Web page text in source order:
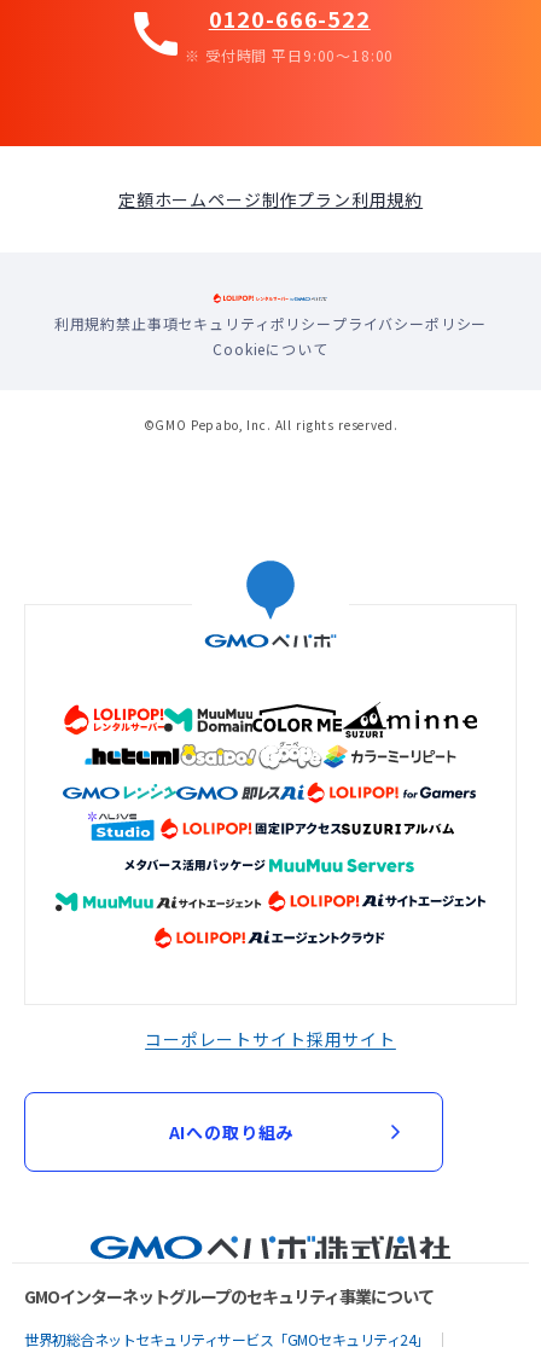
call 0120-666-522
※ 受付時間 平日9:00〜18:00
定額ホームページ制作プラン利用規約
利用規約禁止事項セキュリティポリシープライバシーポリシー
Cookieについて
©GMO Pepabo, Inc. All rights reserved.
コーポレートサイト採用サイト
AIへの取り組み
GMOインターネットグループのセキュリティ事業について
世界初総合ネットセキュリティサービス「GMOセキュリティ24」